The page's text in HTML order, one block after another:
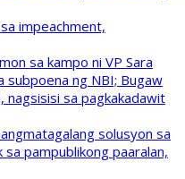
impeachment,
sa kampo ni VP Sara
subpoena ng NBI; Bugaw
nagsisisi sa pagkakadawit
solusyon sa
pampublikong paaralan,